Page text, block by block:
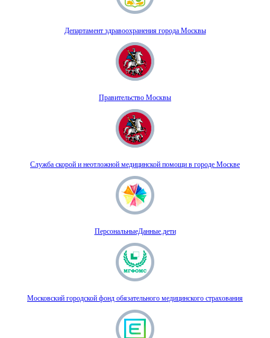
Департамент здравоохранения города Москвы
Правительство Москвы
Служба скорой и неотложной медицинской помощи в городе Москве
ПерсональныеДанные.дети
Московский городской фонд обязательного медицинского страхования